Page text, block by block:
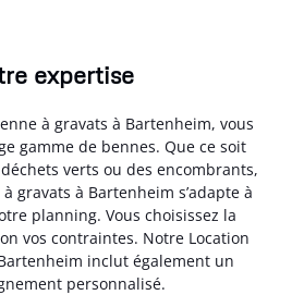
expertise
à gravats à Bartenheim, vous
gamme de bennes. Que ce soit
verts ou des encombrants,
gravats à Bartenheim s’adapte à
planning. Vous choisissez la
vos contraintes. Notre Location
inclut également un
personnalisé.